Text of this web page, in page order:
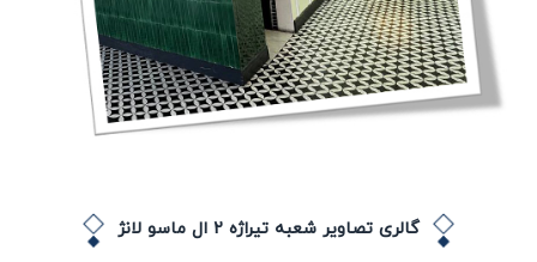
گالری تصاویر شعبه تیراژه 2 ال ماسو لانژ